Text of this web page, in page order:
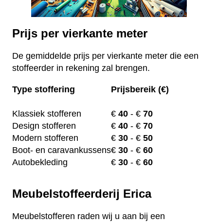
Prijs per vierkante meter
De gemiddelde prijs per vierkante meter die een
stoffeerder in rekening zal brengen.
Type stoffering Prijsbereik (€)
Klassiek stofferen € 40 - € 70
Design stofferen
€ 40 - € 70
Modern stofferen
€ 30 - € 50
Boot- en caravankussens€ 30 - € 60
Autobekleding
€ 30 - € 60
Meubelstoffeerderij Erica
Meubelstofferen raden wij u aan bij een